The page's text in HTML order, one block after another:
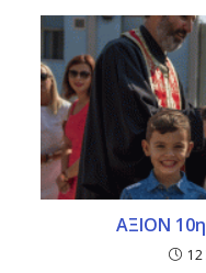
ΑΞΙΟΝ